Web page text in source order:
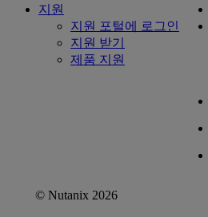
지원
지원 포털에 로그인
지원 받기
제품 지원
© Nutanix 2026